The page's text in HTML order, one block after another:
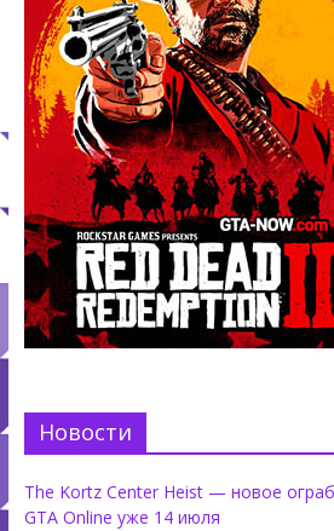
Новости
The Kortz Center Heist — новое
GTA Online уже 14 июля